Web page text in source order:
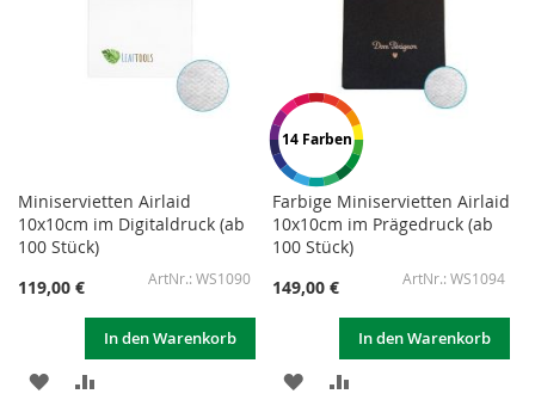
Miniservietten Airlaid
10x10cm im Digitaldruck (ab
100 Stück)
119,00 €
WS1090
In den Warenkorb
ZUR
14 Farben
Farbige Miniservietten Airlaid
10x10cm im Prägedruck (ab
100 Stück)
149,00 €
WS1094
In den Warenkorb
ZUR